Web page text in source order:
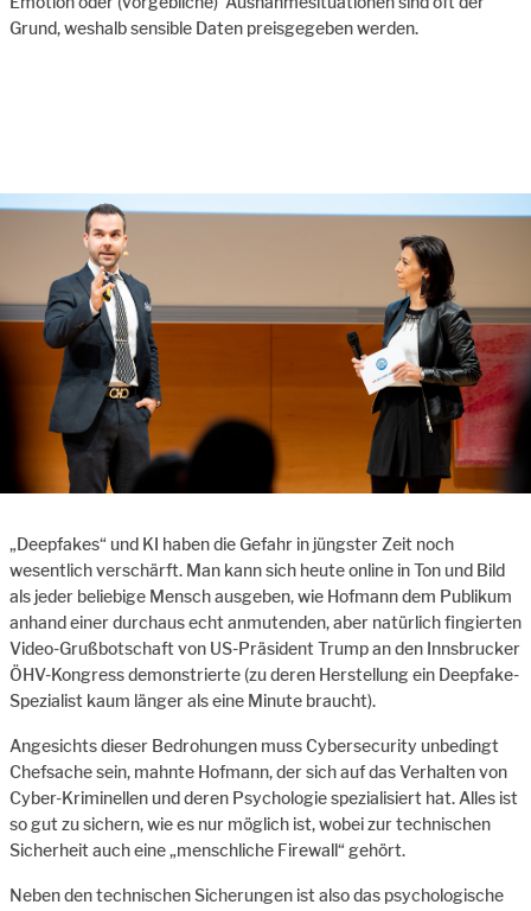
Grund, weshalb sensible Daten preisgegeben werden.
„Deepfakes“ und KI haben die Gefahr in jüngster Zeit noch
wesentlich verschärft. Man kann sich heute online in Ton und Bild
als jeder beliebige Mensch ausgeben, wie Hofmann dem Publikum
anhand einer durchaus echt anmutenden, aber natürlich fingierten
Video-Grußbotschaft von US-Präsident Trump an den Innsbrucker
ÖHV-Kongress demonstrierte (zu deren Herstellung ein Deepfake-
Spezialist kaum länger als eine Minute braucht).
Angesichts dieser Bedrohungen muss Cybersecurity unbedingt
Chefsache sein, mahnte Hofmann, der sich auf das Verhalten von
Cyber-Kriminellen und deren Psychologie spezialisiert hat. Alles ist
so gut zu sichern, wie es nur möglich ist, wobei zur technischen
Sicherheit auch eine „menschliche Firewall“ gehört.
Neben den technischen Sicherungen ist also das psychologische